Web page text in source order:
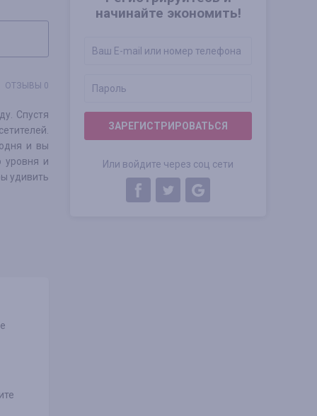
начинайте экономить!
ЗАРЕГИСТРИРОВАТЬСЯ
Или войдите через соц сети
ОТЗЫВЫ 0
Спустя
и вы
уровня и
удивить